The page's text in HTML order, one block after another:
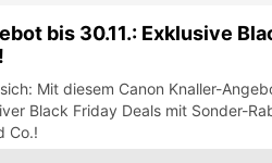
bis 30.11.: Exklusive
Mit diesem Canon Knaller-
Black Friday Deals mit Sonder-
Co.!